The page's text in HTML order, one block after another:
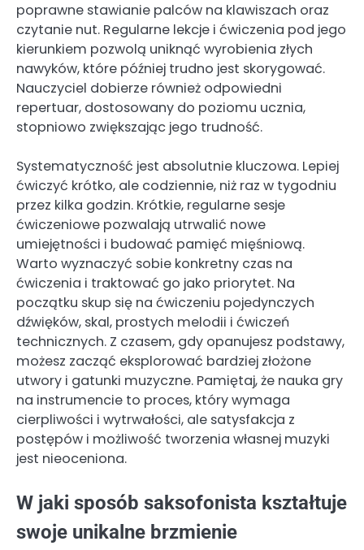
poprawne stawianie palców na klawiszach oraz
czytanie nut. Regularne lekcje i ćwiczenia pod jego
kierunkiem pozwolą uniknąć wyrobienia złych
nawyków, które później trudno jest skorygować.
Nauczyciel dobierze również odpowiedni
repertuar, dostosowany do poziomu ucznia,
stopniowo zwiększając jego trudność.
Systematyczność jest absolutnie kluczowa. Lepiej
ćwiczyć krótko, ale codziennie, niż raz w tygodniu
przez kilka godzin. Krótkie, regularne sesje
ćwiczeniowe pozwalają utrwalić nowe
umiejętności i budować pamięć mięśniową.
Warto wyznaczyć sobie konkretny czas na
ćwiczenia i traktować go jako priorytet. Na
początku skup się na ćwiczeniu pojedynczych
dźwięków, skal, prostych melodii i ćwiczeń
technicznych. Z czasem, gdy opanujesz podstawy,
możesz zacząć eksplorować bardziej złożone
utwory i gatunki muzyczne. Pamiętaj, że nauka gry
na instrumencie to proces, który wymaga
cierpliwości i wytrwałości, ale satysfakcja z
postępów i możliwość tworzenia własnej muzyki
jest nieoceniona.
W jaki sposób saksofonista kształtuje
swoje unikalne brzmienie